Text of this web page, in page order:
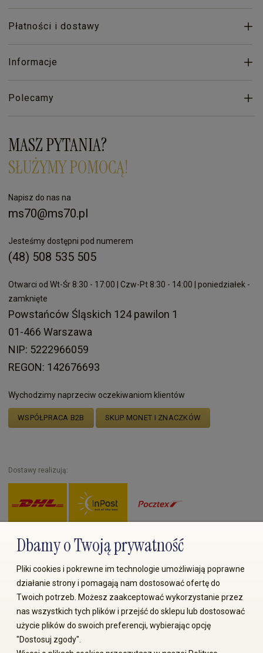
Płatności i dostawy
Informacje
Polecamy
MASZ PYTANIA?
SŁUŻYMY POMOCĄ!
Napisz do nas na
ms70@ms70.pl
Jesteśmy dostępni pod numerem
(48) 508 535 505
Otwarci od Wt-Śr 8:30 - 17:00 | Czw-Pt 8:30 - 14:00 | poniedziałek -
zamknięte
Powstańców Śląskich 124 pawilon 1
01-466 Warszawa
NIP: 5222966059
REGON: 142676693
Wychodzimy naprzeciw oczekiwaniom klientów
WSPÓŁPRACA B2B SKUP MONET I ZNACZKÓW
Dostawy realizują:
Zapłać przez:
Dbamy o Twoją prywatność
Pliki cookies i pokrewne im technologie umożliwiają poprawne
działanie strony i pomagają nam dostosować ofertę do
Twoich potrzeb. Możesz zaakceptować wykorzystanie przez
nas wszystkich tych plików i przejść do sklepu lub dostosować
użycie plików do swoich preferencji, wybierając opcję
"Dostosuj zgody".